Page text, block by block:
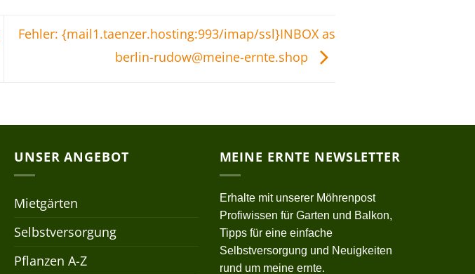
Fehler: {mail1.taenzer.hosting:993/imap/ssl}INBOX as
berlin-rudow@meine-ernte.shop
UNSER ANGEBOT
Mietgärten
Selbstversorgung
Pflanzen A-Z
MEINE ERNTE NEWSLETTER
Erhalte mit unserer Möhrenpost
Profiwissen für Garten und Balkon,
Tipps für eine einfache
Selbstversorgung und Neuigkeiten
rund um meine ernte.